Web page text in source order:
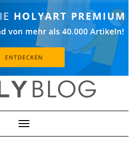
Toggle
Navigation